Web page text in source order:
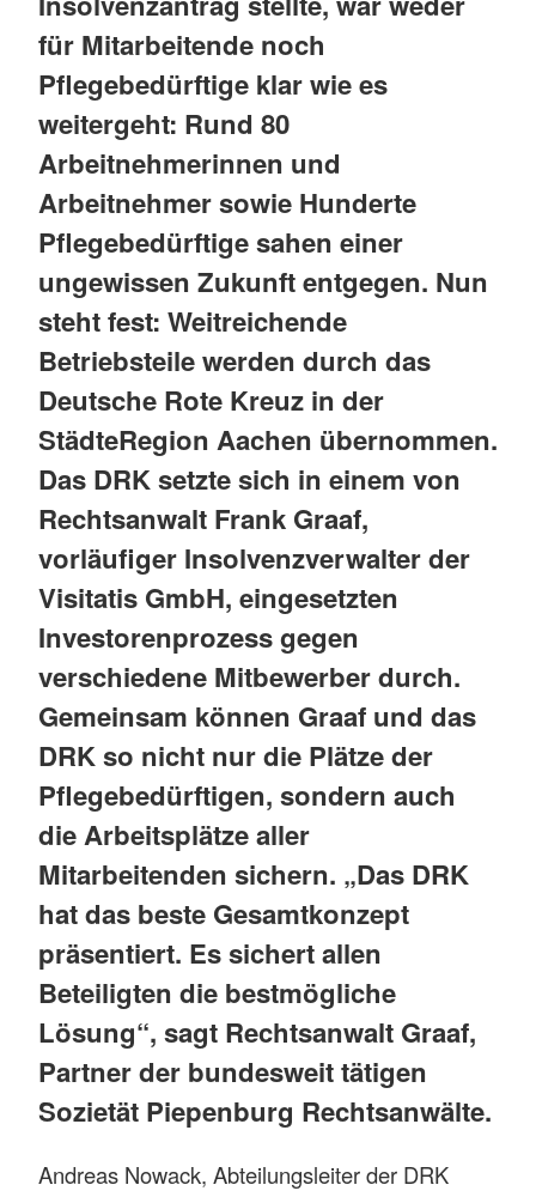
für Mitarbeitende noch
Pflegebedürftige klar wie es
weitergeht: Rund 80
Arbeitnehmerinnen und
Arbeitnehmer sowie Hunderte
Pflegebedürftige sahen einer
ungewissen Zukunft entgegen. Nun
steht fest: Weitreichende
Betriebsteile werden durch das
Deutsche Rote Kreuz in der
StädteRegion Aachen übernommen.
Das DRK setzte sich in einem von
Rechtsanwalt Frank Graaf,
vorläufiger Insolvenzverwalter der
Visitatis GmbH, eingesetzten
Investorenprozess gegen
verschiedene Mitbewerber durch.
Gemeinsam können Graaf und das
DRK so nicht nur die Plätze der
Pflegebedürftigen, sondern auch
die Arbeitsplätze aller
Mitarbeitenden sichern. „Das DRK
hat das beste Gesamtkonzept
präsentiert. Es sichert allen
Beteiligten die bestmögliche
Lösung“, sagt Rechtsanwalt Graaf,
Partner der bundesweit tätigen
Sozietät Piepenburg Rechtsanwälte.
Andreas Nowack, Abteilungsleiter der DRK